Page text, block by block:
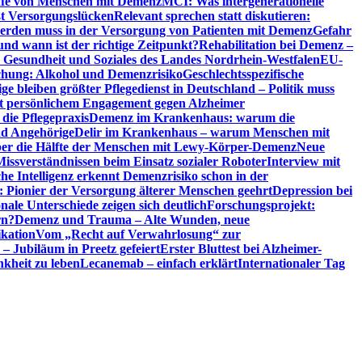
VersorgungslückenRelevant sprechen statt diskutieren:
muss in der Versorgung von Patienten mit DemenzGefahr
wann ist der richtige Zeitpunkt?Rehabilitation bei Demenz –
und Soziales des Landes Nordrhein-WestfalenEU-
Alkohol und DemenzrisikoGeschlechtsspezifische
bleiben größter Pflegedienst in Deutschland – Politik muss
Engagement gegen Alzheimer
PflegepraxisDemenz im Krankenhaus: warum die
AngehörigeDelir im Krankenhaus – warum Menschen mit
die Hälfte der Menschen mit Lewy-Körper-DemenzNeue
beim Einsatz sozialer RoboterInterview mit
Intelligenz erkennt Demenzrisiko schon in der
der Versorgung älterer Menschen geehrtDepression bei
Unterschiede zeigen sich deutlichForschungsprojekt:
Demenz und Trauma – Alte Wunden, neue
Vom „Recht auf Verwahrlosung“ zur
Jubiläum in Preetz gefeiertErster Bluttest bei Alzheimer-
zu lebenLecanemab – einfach erklärtInternationaler Tag